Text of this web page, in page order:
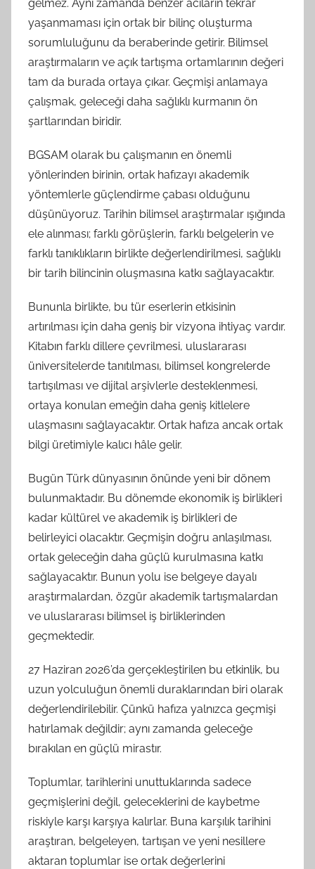
gelmez. Aynı zamanda benzer acıların tekrar
yaşanmaması için ortak bir bilinç oluşturma
sorumluluğunu da beraberinde getirir. Bilimsel
araştırmaların ve açık tartışma ortamlarının değeri
tam da burada ortaya çıkar. Geçmişi anlamaya
çalışmak, geleceği daha sağlıklı kurmanın ön
şartlarından biridir.
BGSAM olarak bu çalışmanın en önemli
yönlerinden birinin, ortak hafızayı akademik
yöntemlerle güçlendirme çabası olduğunu
düşünüyoruz. Tarihin bilimsel araştırmalar ışığında
ele alınması; farklı görüşlerin, farklı belgelerin ve
farklı tanıklıkların birlikte değerlendirilmesi, sağlıklı
bir tarih bilincinin oluşmasına katkı sağlayacaktır.
Bununla birlikte, bu tür eserlerin etkisinin
artırılması için daha geniş bir vizyona ihtiyaç vardır.
Kitabın farklı dillere çevrilmesi, uluslararası
üniversitelerde tanıtılması, bilimsel kongrelerde
tartışılması ve dijital arşivlerle desteklenmesi,
ortaya konulan emeğin daha geniş kitlelere
ulaşmasını sağlayacaktır. Ortak hafıza ancak ortak
bilgi üretimiyle kalıcı hâle gelir.
Bugün Türk dünyasının önünde yeni bir dönem
bulunmaktadır. Bu dönemde ekonomik iş birlikleri
kadar kültürel ve akademik iş birlikleri de
belirleyici olacaktır. Geçmişin doğru anlaşılması,
ortak geleceğin daha güçlü kurulmasına katkı
sağlayacaktır. Bunun yolu ise belgeye dayalı
araştırmalardan, özgür akademik tartışmalardan
ve uluslararası bilimsel iş birliklerinden
geçmektedir.
27 Haziran 2026’da gerçekleştirilen bu etkinlik, bu
uzun yolculuğun önemli duraklarından biri olarak
değerlendirilebilir. Çünkü hafıza yalnızca geçmişi
hatırlamak değildir; aynı zamanda geleceğe
bırakılan en güçlü mirastır.
Toplumlar, tarihlerini unuttuklarında sadece
geçmişlerini değil, geleceklerini de kaybetme
riskiyle karşı karşıya kalırlar. Buna karşılık tarihini
araştıran, belgeleyen, tartışan ve yeni nesillere
aktaran toplumlar ise ortak değerlerini